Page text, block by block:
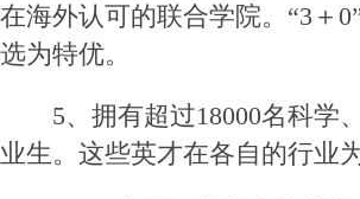
在海外认可的联合学院。“3＋
选为特优。
5、拥有超过18000名科学
业生。这些英才在各自的行业